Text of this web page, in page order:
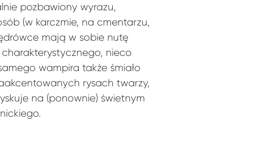
pozbawiony wyrazu,
(w karczmie, na cmentarzu,
mają w sobie nutę
nieco
wampira także śmiało
rysach twarzy,
na (ponownie) świetnym